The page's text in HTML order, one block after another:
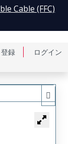
登録 ログイン
Cable (FFC)